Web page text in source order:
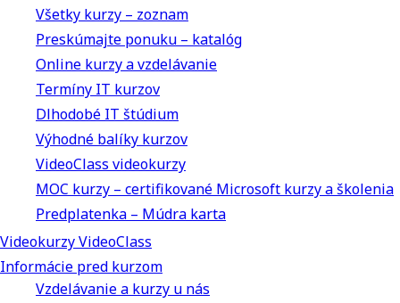
Všetky kurzy – zoznam
Preskúmajte ponuku – katalóg
Online kurzy a vzdelávanie
Termíny IT kurzov
Dlhodobé IT štúdium
Výhodné balíky kurzov
VideoClass videokurzy
MOC kurzy – certifikované Microsoft kurzy a školenia
Predplatenka – Múdra karta
Videokurzy VideoClass
Informácie pred kurzom
Vzdelávanie a kurzy u nás